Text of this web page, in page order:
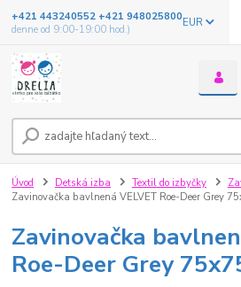
EUR
+421 443240552 +421 948025800
denne od 9:00-19:00 hod.)
Úvod Detská izba Textil do izbyčky
Zavinovačka bavlnená VELVET Roe-Deer Grey
Zavinovačka
Roe-Deer Grey